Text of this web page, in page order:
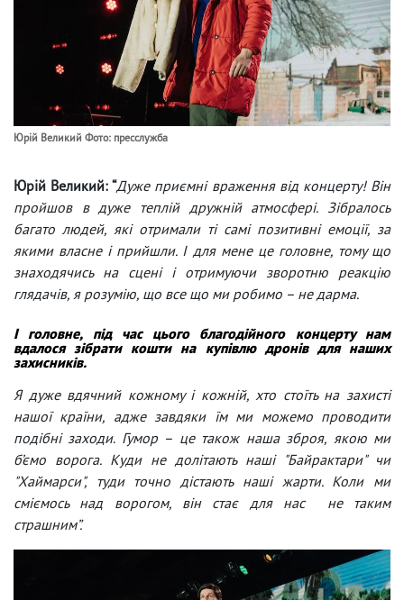
Юрій Великий Фото: пресслужба
Юрій Великий: “Дуже приємні враження від концерту! Він
пройшов в дуже теплій дружній атмосфері. Зібралось
багато людей, які отримали ті самі позитивні емоції, за
якими власне і прийшли. І для мене це головне, тому що
знаходячись на сцені і отримуючи зворотню реакцію
глядачів, я розумію, що все що ми робимо – не дарма.
І головне, під час цього благодійного концерту нам
вдалося зібрати кошти на купівлю дронів для наших
захисників.
Я дуже вдячний кожному і кожній, хто стоїть на захисті
нашої країни, адже завдяки їм ми можемо проводити
подібні заходи. Гумор – це також наша зброя, якою ми
б’ємо ворога. Куди не долітають наші "Байрактари" чи
"Хаймарси", туди точно дістають наші жарти. Коли ми
сміємось над ворогом, він стає для нас не таким
страшним”.